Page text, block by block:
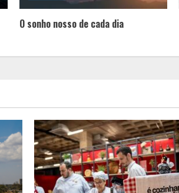
O sonho nosso de cada dia